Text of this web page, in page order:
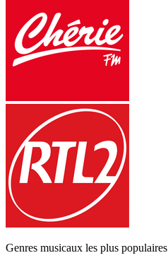
Genres musicaux les plus populaires